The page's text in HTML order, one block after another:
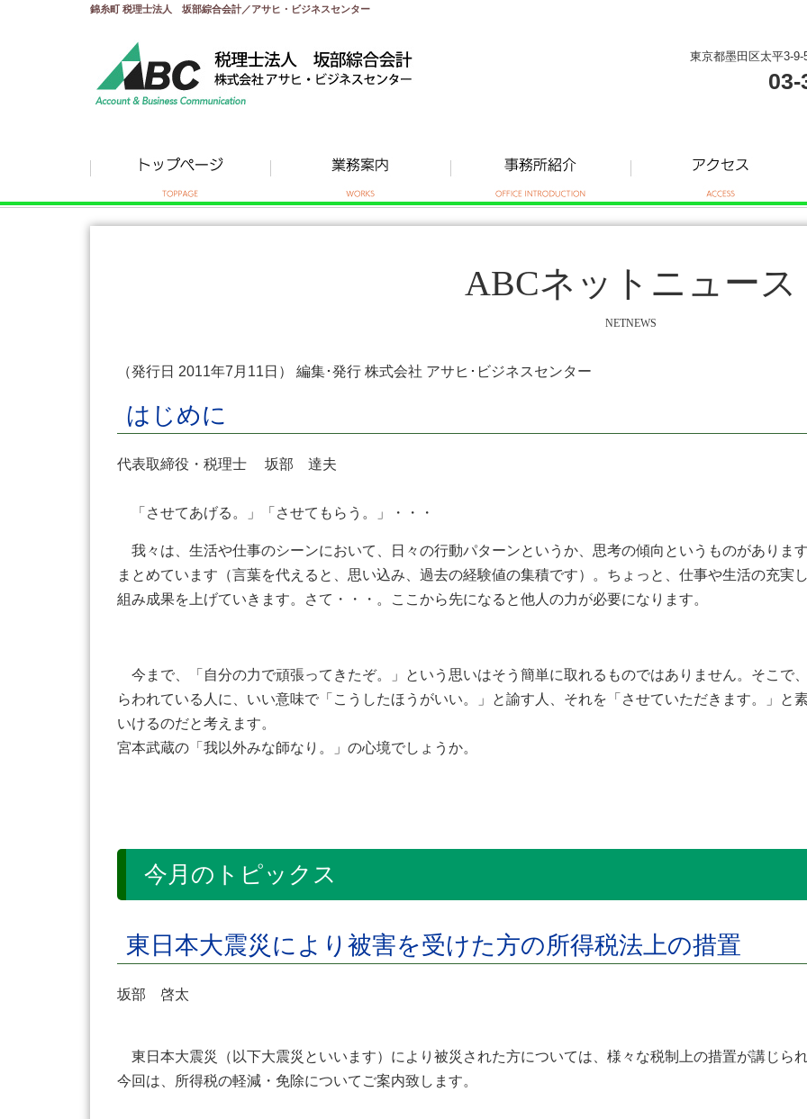
錦糸町 税理士法人 坂部綜合会計／アサヒ・ビジネスセンター
東京都墨田区太平3-
03-
ABCネットニュース
NETNEWS
（発行日 2011年7月11日） 編集･発行 株式会社 アサヒ･ビジネスセンター
はじめに
代表取締役・税理士 坂部 達夫
「させてあげる。」「させてもらう。」・・・
我々は、生活や仕事のシーンにおいて、日々の行動パターンというか、思考の傾向というものがありま
まとめています（言葉を代えると、思い込み、過去の経験値の集積です）。ちょっと、仕事や生活の充実
組み成果を上げていきます。さて・・・。ここから先になると他人の力が必要になります。
今まで、「自分の力で頑張ってきたぞ。」という思いはそう簡単に取れるものではありません。そこで
らわれている人に、いい意味で「こうしたほうがいい。」と諭す人、それを「させていただきます。」と
いけるのだと考えます。
宮本武蔵の「我以外みな師なり。」の心境でしょうか。
今月のトピックス
東日本大震災により被害を受けた方の所得税法上の措置
坂部 啓太
東日本大震災（以下大震災といいます）により被災された方については、様々な税制上の措置が講じられ
今回は、所得税の軽減・免除についてご案内致します。